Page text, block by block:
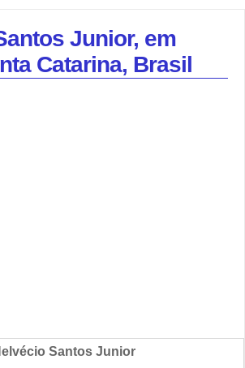
Junior, em
Catarina, Brasil
Santos Junior